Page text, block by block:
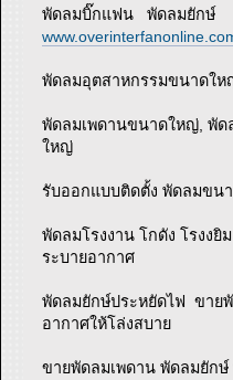
พัดลมบิ๊กแฟน พัดลมยักษ์
พัดลมอุตสาหกรรมขนาดให
พัดลมเพดานขนาดใหญ่, พัด
ใหญ่
รับออกแบบติดตั้ง พัดลมขน
พัดลมโรงงาน โกดัง โรงงยิ
ระบายอากาศ
พัดลมยักษ์ประหยัดไฟ ขาย
อากาศให้โล่งสบาย
ขายพัดลมเพดาน พัดลมยัก